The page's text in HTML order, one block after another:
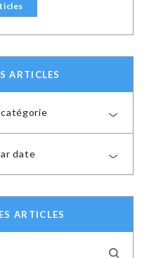
ARTICLES
date
ARTICLES